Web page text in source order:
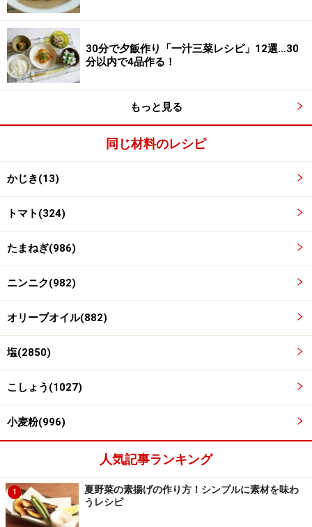
3
メカジキを焼く
フライパンにオリーブオイル（大さじ1）を熱し、メカ
ジキを入れて、両面に焼き色がつくまで焼きます。焼け
たら、いったん取り出します。
30分で夕飯作り「一汁三菜レシピ」12選…30
分以内で4品作る！
もっと見る
同じ材料のレシピ
かじき(13)
トマト(324)
たまねぎ(986)
ニンニク(982)
オリーブオイル(882)
塩(2850)
こしょう(1027)
小麦粉(996)
人気記事ランキング
1
夏野菜の素揚げの作り方！シンプルに素材を味わ
うレシピ